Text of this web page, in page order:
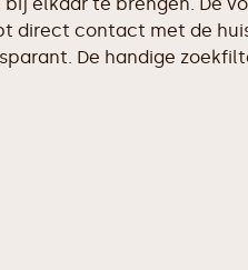
direct contact met de
De handige